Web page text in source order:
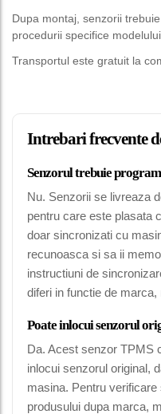
Dupa montaj, senzorii
procedurii specifice
Transportul este gratuit la
Intrebari frecvente
Senzorul trebuie
Nu. Senzorii se livreaza
pentru care este plasata
doar sincronizati cu
recunoasca si sa ii
instructiuni de
diferi in functie de marca,
Poate inlocui senzorul
Da. Acest senzor TPMS
inlocui senzorul original,
masina. Pentru
produsului dupa marca,